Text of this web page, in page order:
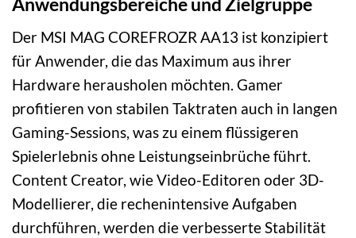
Der MSI MAG COREFROZR AA13 ist konzipiert
für Anwender, die das Maximum aus ihrer
Hardware herausholen möchten. Gamer
profitieren von stabilen Taktraten auch in langen
Gaming-Sessions, was zu einem flüssigeren
Spielerlebnis ohne Leistungseinbrüche führt.
Content Creator, wie Video-Editoren oder 3D-
Modellierer, die rechenintensive Aufgaben
durchführen, werden die verbesserte Stabilität